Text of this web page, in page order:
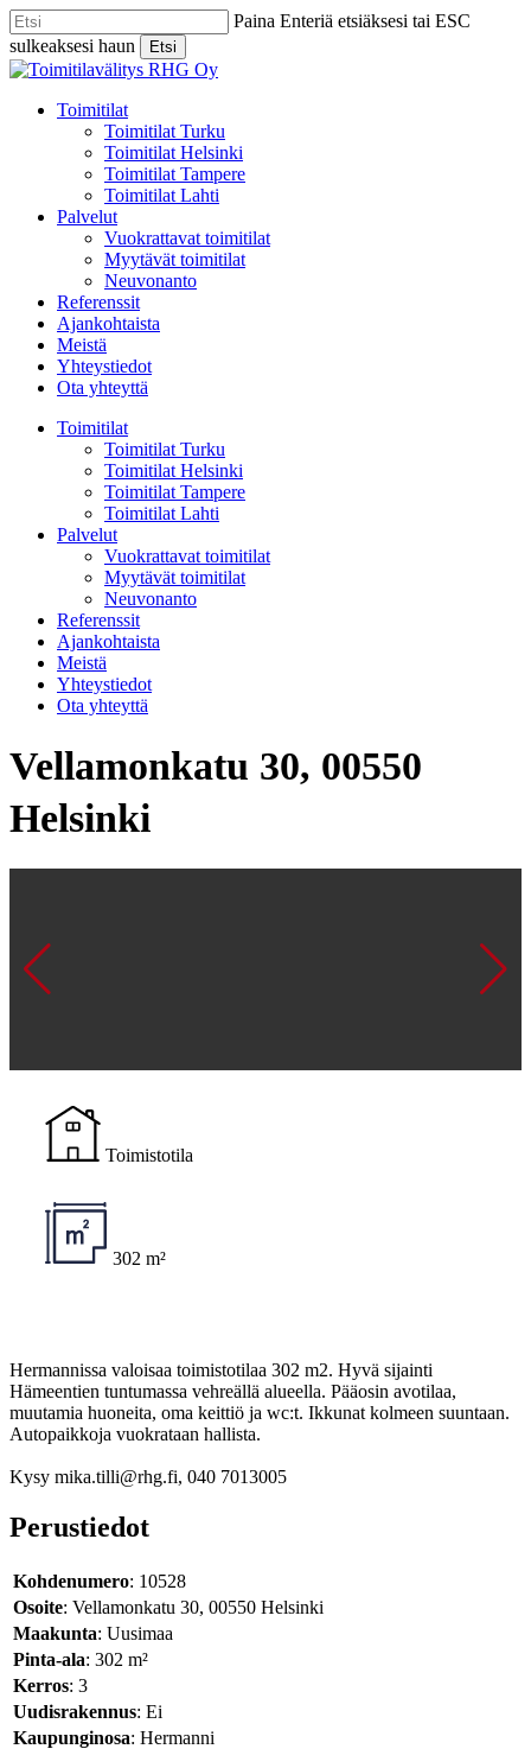
Skip
to
main
content
Paina Enteriä etsiäksesi tai ESC
sulkeaksesi haun
Etsi
Close
Menu
Toimitilat
Toimitilat Turku
Toimitilat Helsinki
Toimitilat Tampere
Toimitilat Lahti
Palvelut
Vuokrattavat toimitilat
Myytävät toimitilat
Neuvonanto
Referenssit
Ajankohtaista
Meistä
Yhteystiedot
Ota yhteyttä
Toimitilat
Toimitilat Turku
Toimitilat Helsinki
Toimitilat Tampere
Toimitilat Lahti
Palvelut
Vuokrattavat toimitilat
Myytävät toimitilat
Neuvonanto
Referenssit
Ajankohtaista
Meistä
Yhteystiedot
Ota yhteyttä
Vellamonkatu 30, 00550
Helsinki
Toimistotila
302 m²
Hermannissa valoisaa toimistotilaa 302 m2. Hyvä sijainti
Hämeentien tuntumassa vehreällä alueella. Pääosin avotilaa,
muutamia huoneita, oma keittiö ja wc:t. Ikkunat kolmeen suuntaan.
Autopaikkoja vuokrataan hallista.
Kysy mika.tilli@rhg.fi, 040 7013005
Perustiedot
Kohdenumero: 10528
Osoite: Vellamonkatu 30, 00550 Helsinki
Maakunta: Uusimaa
Pinta-ala: 302 m²
Kerros: 3
Uudisrakennus: Ei
Kaupunginosa: Hermanni